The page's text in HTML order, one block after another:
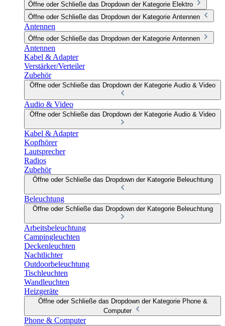
Öffne oder Schließe das Dropdown der Kategorie Elektro
Öffne oder Schließe das Dropdown der Kategorie Antennen
Antennen
Öffne oder Schließe das Dropdown der Kategorie Antennen
Antennen
Kabel & Adapter
Verstärker/Verteiler
Zubehör
Öffne oder Schließe das Dropdown der Kategorie Audio & Video
Audio & Video
Öffne oder Schließe das Dropdown der Kategorie Audio & Video
Kabel & Adapter
Kopfhörer
Lautsprecher
Radios
Zubehör
Öffne oder Schließe das Dropdown der Kategorie Beleuchtung
Beleuchtung
Öffne oder Schließe das Dropdown der Kategorie Beleuchtung
Arbeitsbeleuchtung
Campingleuchten
Deckenleuchten
Nachtlichter
Outdoorbeleuchtung
Tischleuchten
Wandleuchten
Heizgeräte
Öffne oder Schließe das Dropdown der Kategorie Phone &
Computer
Phone & Computer